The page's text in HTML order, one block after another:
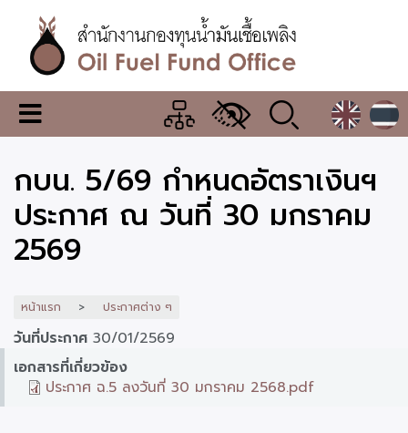
เนื้อหา
หลักสำนักงาน
กองทุน
น้ำมัน
เชื้อ
เพลิง
เมนู
เปลี่ยน
แสดง
ผล
กบน. 5/69 กำหนดอัตราเงินฯ
ประกาศ ณ วันที่ 30 มกราคม
2569
หน้าแรก ประกาศต่าง ๆ
วันที่ประกาศ 30/01/2569
เอกสารที่เกี่ยวข้อง
ประกาศ ฉ.5 ลงวันที่ 30 มกราคม 2568.pdf